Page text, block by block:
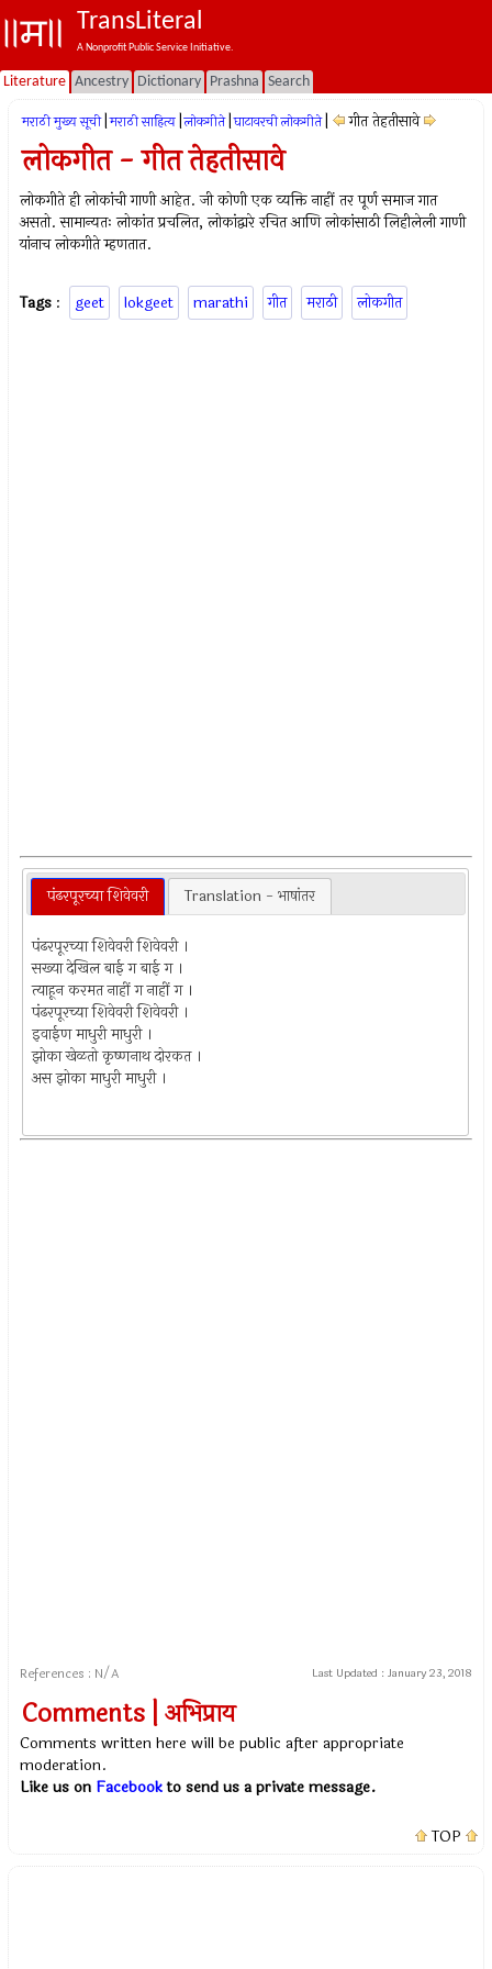
TransLiteral
A Nonprofit Public Service Initiative.
Literature Ancestry Dictionary Prashna Search
मराठी मुख्य सूची मराठी साहित्य लोकगीते घाटावरची लोकगीते गीत तेहतीसावे
लोकगीत - गीत तेहतीसावे
लोकगीते ही लोकांची गाणी आहेत. जी कोणी एक व्यक्ति नाहीं तर पूर्ण समाज गात
असतो. सामान्यतः लोकांत प्रचलित, लोकांद्वारे रचित आणि लोकांसाठी लिहीलेली गाणी
यांनाच लोकगीते म्हणतात.
Tags : geet lokgeet marathi गीत मराठी लोकगीत
पंढरपूरच्या शिवेवरी Translation - भाषांतर
पंढरपूरच्या शिवेवरी शिवेवरी ।
सख्या देखिल बाई ग बाई ग ।
त्याहून करमत नाहीं ग नाहीं ग ।
पंढरपूरच्या शिवेवरी शिवेवरी ।
इवाईण माधुरी माधुरी ।
झोका खेळतो कृष्णनाथ दोरकत ।
अस झोका माधुरी माधुरी ।
References : N/A Last Updated : January 23, 2018
Comments | अभिप्राय
Comments written here will be public after appropriate
moderation.
Like us on Facebookto send us a private message.
TOP